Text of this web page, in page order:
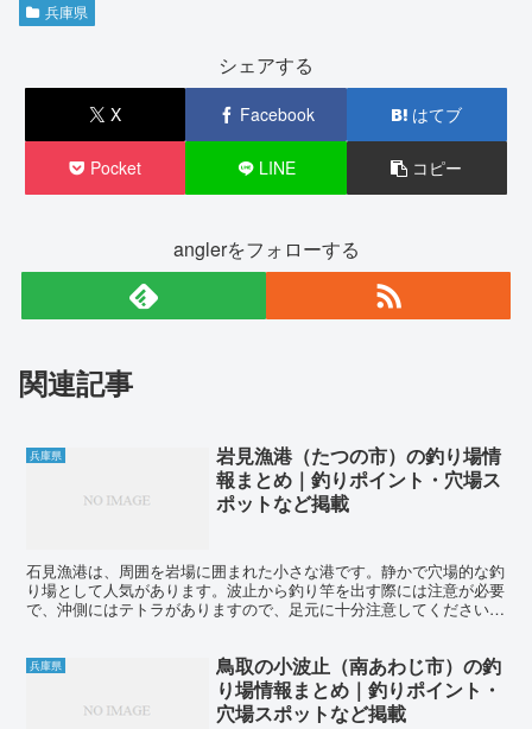
兵庫県
シェアする
X Facebook はてブ
Pocket LINE コピー
anglerをフォローする
関連記事
兵庫県
岩見漁港（たつの市）の釣り場情
報まとめ｜釣りポイント・穴場ス
ポットなど掲載
石見漁港は、周囲を岩場に囲まれた小さな港です。静かで穴場的な釣
り場として人気があります。波止から釣り竿を出す際には注意が必要
で、沖側にはテトラがありますので、足元に十分注意してください。
兵庫県
鳥取の小波止（南あわじ市）の釣
り場情報まとめ｜釣りポイント・
穴場スポットなど掲載